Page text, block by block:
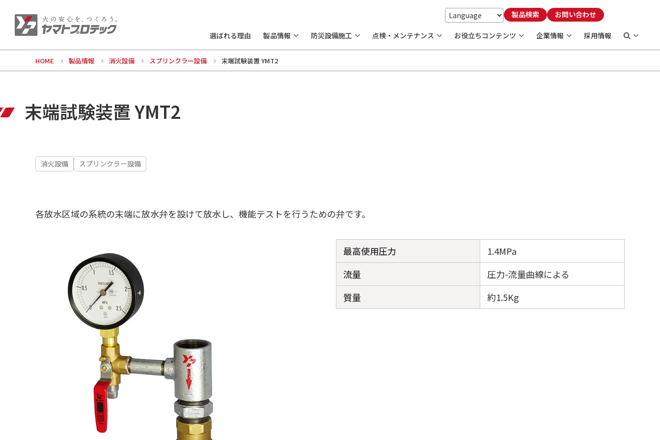
選ばれる理由 製品情報 防災設備施工 点検・メンテナンス お役立ちコンテンツ 企業情報 採用情報
製品検索 お問い合わせ
末端試験装置 YMT2
HOME 製品情報 消火設備 スプリンクラー設備 末端試験装置 YMT2
消火設備 スプリンクラー設備
各放水区域の系統の末端に放水弁を設けて放水し、機能テストを行うための弁です。
最高使用圧力
1.4MPa
流量
圧力-流量曲線による
質量
約1.5Kg